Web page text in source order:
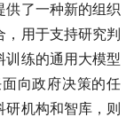
供了一种新的组织
用于支持研究判
训练的通用大模型
向政府决策的任
机构和智库，则